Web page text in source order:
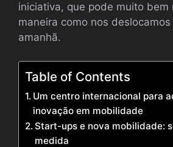
iniciativa, que pode muito bem
maneira como nos
amanhã.
Table of Contents
Um centro internacional para
inovação em mobilidade
Start-ups e nova mobilidade:
medida